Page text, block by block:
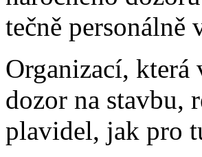
tečně personálně
Organizací,
dozor na stavbu,
plavidel, jak pro